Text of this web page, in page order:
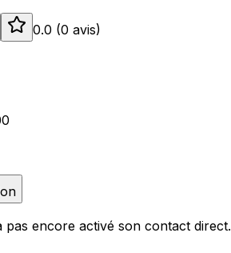
0.0 (0 avis)
pas encore activé son contact direct.